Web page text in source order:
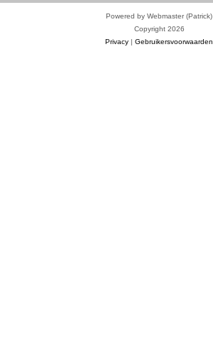
Powered by Webmaster (Patrick)
Copyright 2026
Privacy | Gebruikersvoorwaarden